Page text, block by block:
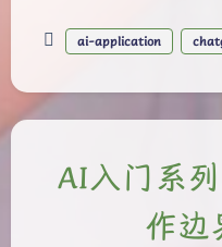
ai-application
AI入门系
作边